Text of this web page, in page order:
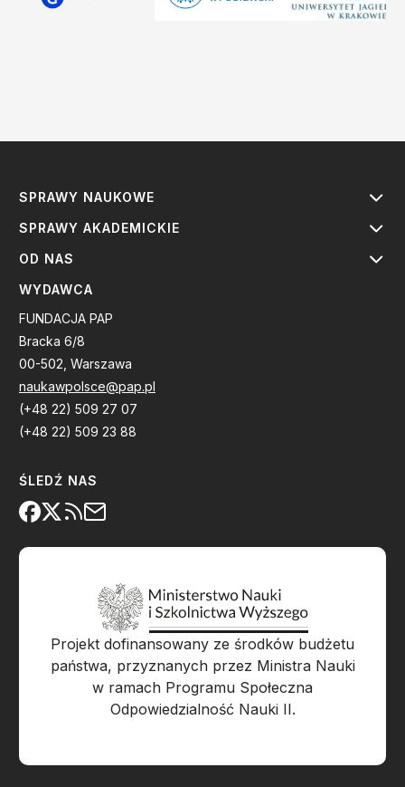
SPRAWY NAUKOWE
SPRAWY AKADEMICKIE
OD NAS
WYDAWCA
FUNDACJA PAP
Bracka 6/8
00-502, Warszawa
naukawpolsce@pap.pl
(+48 22) 509 27 07
(+48 22) 509 23 88
ŚLEDŹ NAS
Projekt dofinansowany ze środków budżetu
państwa, przyznanych przez Ministra Nauki
w ramach Programu Społeczna
Odpowiedzialność Nauki II.